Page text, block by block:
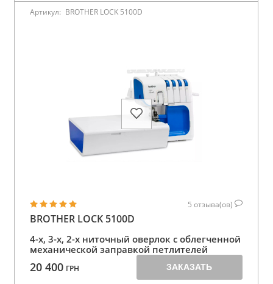
Артикул: BROTHER LOCK 5100D
5 отзыва(ов)
BROTHER LOCK 5100D
4-х, 3-х, 2-х ниточный оверлок с облегченной
механической заправкой петлителей
20 400 ГРН ЗАКАЗАТЬ